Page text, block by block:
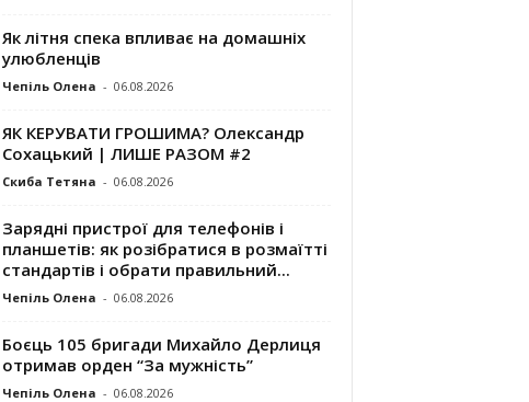
Як літня спека впливає на домашніх
улюбленців
Чепіль Олена - 06.08.2026
ЯК КЕРУВАТИ ГРОШИМА? Олександр
Сохацький | ЛИШЕ РАЗОМ #2
Скиба Тетяна - 06.08.2026
Зарядні пристрої для телефонів і
планшетів: як розібратися в розмаїтті
стандартів і обрати правильний...
Чепіль Олена - 06.08.2026
Боєць 105 бригади Михайло Дерлиця
отримав орден “За мужність”
Чепіль Олена - 06.08.2026